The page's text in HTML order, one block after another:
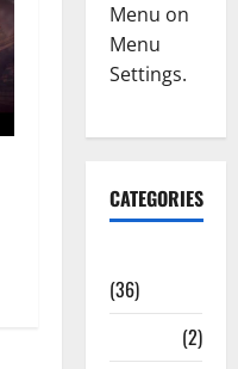
Menu on
Menu
Settings.
CATEGORIES
(36)
(2)